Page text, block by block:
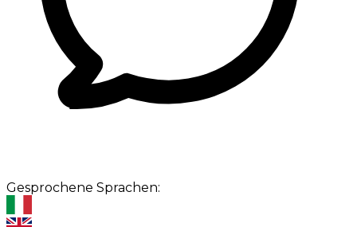
Gesprochene Sprachen: